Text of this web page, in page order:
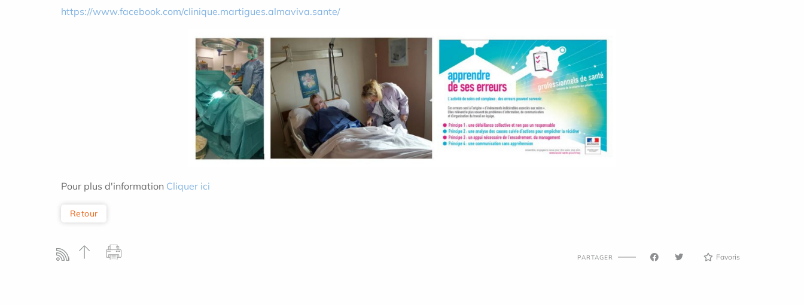
https://www.facebook.com/clinique.martigues.almaviva.sante/
Pour plus d'information Cliquer ici
Retour
PARTAGER Favoris